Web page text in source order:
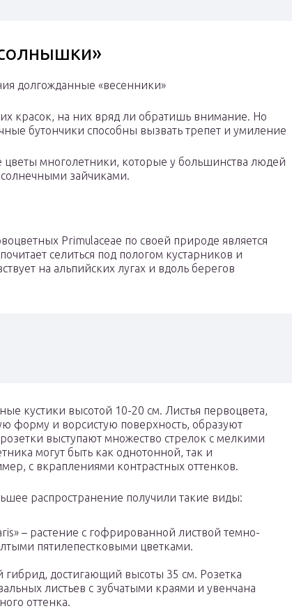
долгожданные «весенники»
красок, на них вряд ли обратишь внимание. Но
бутончики способны вызвать трепет и умиление
многолетники, которые у большинства людей
зайчиками.
Primulaceae по своей природе является
селиться под пологом кустарников и
на альпийских лугах и вдоль берегов
кустики высотой 10-20 см. Листья первоцвета,
форму и ворсистую поверхность, образуют
выступают множество стрелок с мелкими
могут быть как однотонной, так и
с вкраплениями контрастных оттенков.
распространение получили такие виды:
– растение с гофрированной листвой темно-
пятилепестковыми цветками.
гибрид, достигающий высоты 35 см. Розетка
листьев с зубчатыми краями и увенчана
оттенка.